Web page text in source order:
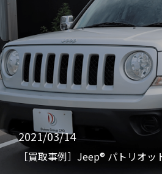
2021/03/14
［買取事例］Jeep® パトリオッ